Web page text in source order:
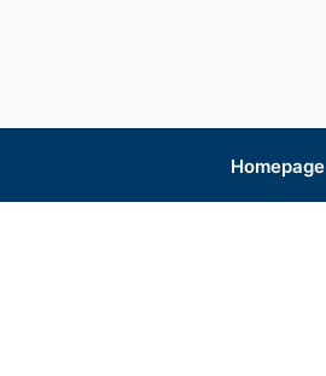
Homepage